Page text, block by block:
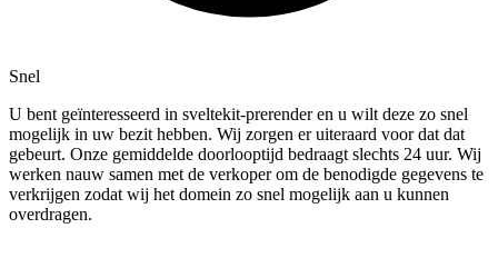
Snel
U bent geïnteresseerd in sveltekit-prerender en u wilt deze zo snel
mogelijk in uw bezit hebben. Wij zorgen er uiteraard voor dat dat
gebeurt. Onze gemiddelde doorlooptijd bedraagt slechts 24 uur. Wij
werken nauw samen met de verkoper om de benodigde gegevens te
verkrijgen zodat wij het domein zo snel mogelijk aan u kunnen
overdragen.